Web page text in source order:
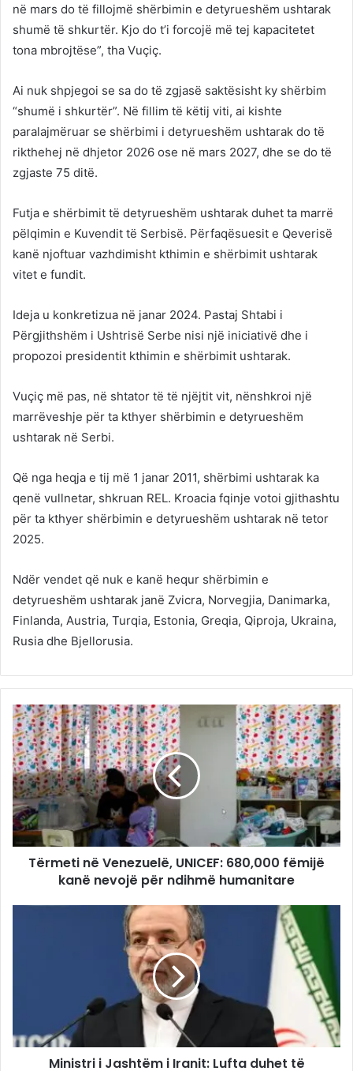
në mars do të fillojmë shërbimin e detyrueshëm ushtarak
shumë të shkurtër. Kjo do t’i forcojë më tej kapacitetet
tona mbrojtëse”, tha Vuçiç.
Ai nuk shpjegoi se sa do të zgjasë saktësisht ky shërbim
“shumë i shkurtër”. Në fillim të këtij viti, ai kishte
paralajmëruar se shërbimi i detyrueshëm ushtarak do të
rikthehej në dhjetor 2026 ose në mars 2027, dhe se do të
zgjaste 75 ditë.
Futja e shërbimit të detyrueshëm ushtarak duhet ta marrë
pëlqimin e Kuvendit të Serbisë. Përfaqësuesit e Qeverisë
kanë njoftuar vazhdimisht kthimin e shërbimit ushtarak
vitet e fundit.
Ideja u konkretizua në janar 2024. Pastaj Shtabi i
Përgjithshëm i Ushtrisë Serbe nisi një iniciativë dhe i
propozoi presidentit kthimin e shërbimit ushtarak.
Vuçiç më pas, në shtator të të njëjtit vit, nënshkroi një
marrëveshje për ta kthyer shërbimin e detyrueshëm
ushtarak në Serbi.
Që nga heqja e tij më 1 janar 2011, shërbimi ushtarak ka
qenë vullnetar, shkruan REL. Kroacia fqinje votoi gjithashtu
për ta kthyer shërbimin e detyrueshëm ushtarak në tetor
2025.
Ndër vendet që nuk e kanë hequr shërbimin e
detyrueshëm ushtarak janë Zvicra, Norvegjia, Danimarka,
Finlanda, Austria, Turqia, Estonia, Greqia, Qiproja, Ukraina,
Rusia dhe Bjellorusia.
Tërmeti në Venezuelë, UNICEF: 680,000 fëmijë
kanë nevojë për ndihmë humanitare
Ministri i Jashtëm i Iranit: Lufta duhet të